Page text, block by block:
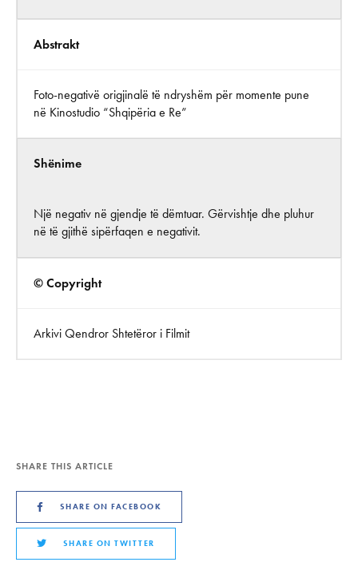
Abstrakt
Foto-negativë origjinalë të ndryshëm për momente pune
në Kinostudio “Shqipëria e Re”
Shënime
Një negativ në gjendje të dëmtuar. Gërvishtje dhe pluhur
në të gjithë sipërfaqen e negativit.
© Copyright
Arkivi Qendror Shtetëror i Filmit
SHARE THIS ARTICLE
SHARE ON FACEBOOK
SHARE ON TWITTER